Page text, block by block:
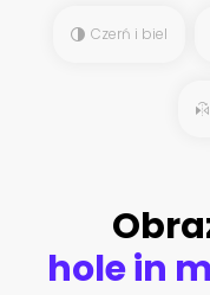
Czerń i biel